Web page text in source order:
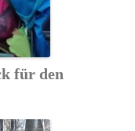
für den